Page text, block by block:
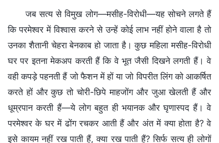
जब सत्य से विमुख लोग—मसीह-विरोधी—यह सोचने लगते हैं
कि परमेश्वर में विश्वास करने से उन्हें कोई लाभ नहीं होने वाला है तो
उनका शैतानी चेहरा बेनकाब हो जाता है। कुछ महिला मसीह-विरोधी
घर पर इतना मेकअप करती हैं कि वे भूत जैसी दिखने लगती हैं। वे
वही कपड़े पहनती हैं जो फैशन में हों या जो विपरीत लिंग को आकर्षित
करते हों और कुछ तो चोरी-छिपे माहजोंग और जुआ खेलती हैं और
धूम्रपान करती हैं—ये लोग बहुत ही भयानक और घृणास्पद हैं। वे
परमेश्वर के घर में ढोंग रचकर आती हैं और अंत में क्या होता है? वे
इसे कायम नहीं रख पाती हैं, क्या रख पाती हैं? सिर्फ सत्य ही लोगों